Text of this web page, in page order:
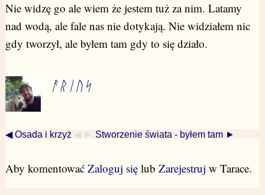
Nie widzę go ale wiem że jestem tuż za nim. Latamy
nad wodą, ale fale nas nie dotykają. Nie widziałem nic
gdy tworzył, ale byłem tam gdy to się działo.
ᚨᚱᛁᚢᛋ
◀ Osada i krzyż ◀ ► Stworzenie świata - byłem tam ►
Aby komentować Zaloguj sięlub Zarejestruj w Tarace.